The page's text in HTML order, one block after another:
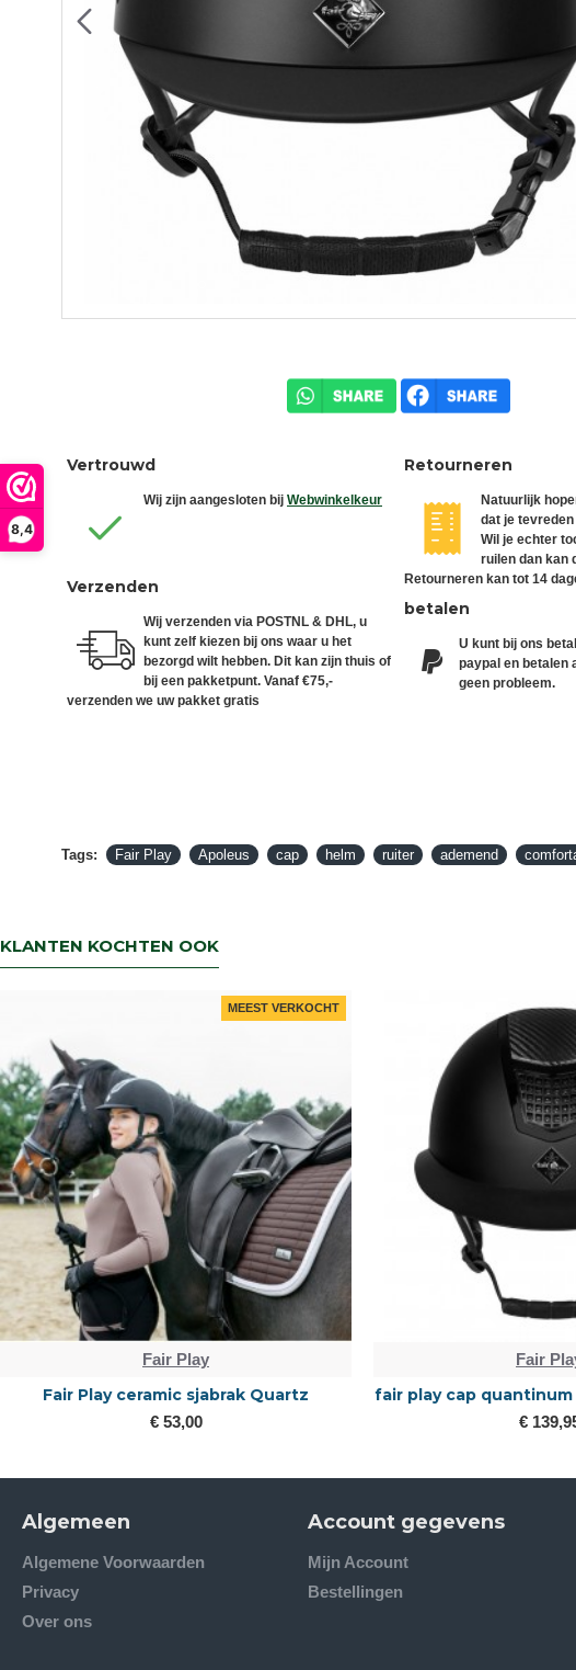
8,4
Vertrouwd
Wij zijn aangesloten bij Webwinkelkeur
Verzenden
Wij verzenden via POSTNL & DHL, u
kunt zelf kiezen bij ons waar u het
bezorgd wilt hebben. Dit kan zijn thuis of
bij een pakketpunt. Vanaf €75,-
verzenden we uw pakket gratis
Retourneren
Natuurlijk
dat je
Wil je echter
ruilen dan kan
Retourneren kan tot 14
betalen
U kunt bij ons
paypal en betalen
geen probleem.
Tags: Fair Play Apoleus cap helm ruiter ademend
KLANTEN KOCHTEN OOK
MEEST VERKOCHT
Fair Play
Fair Play ceramic sjabrak Quartz
€ 53,00
Fair
fair play cap
€
Algemeen
Algemene Voorwaarden
Privacy
Over ons
Account gegevens
Mijn Account
Bestellingen